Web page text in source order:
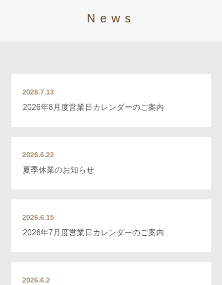
News
2028.7.13
2026年8月度営業日カレンダーのご案内
2026.6.22
夏季休業のお知らせ
2026.6.15
2026年7月度営業日カレンダーのご案内
2026.6.2